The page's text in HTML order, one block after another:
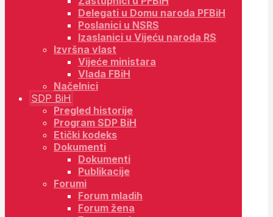
Delegati u Domu naroda PFBiH
Poslanici u NSRS
Izaslanici u Vijeću naroda RS
Izvršna vlast
Vijeće ministara
Vlada FBiH
Načelnici
SDP BiH
Pregled historije
Program SDP BiH
Etički kodeks
Dokumenti
Dokumenti
Publikacije
Forumi
Forum mladih
Forum žena